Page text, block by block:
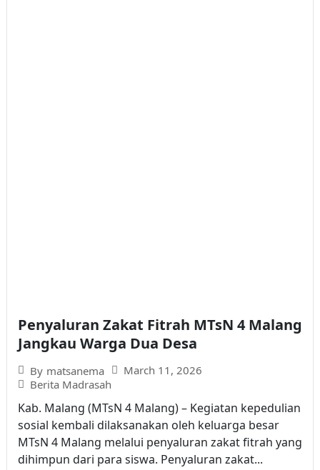
Penyaluran Zakat Fitrah MTsN 4 Malang
Jangkau Warga Dua Desa
By matsanema
March 11, 2026
Berita Madrasah
Kab. Malang (MTsN 4 Malang) – Kegiatan kepedulian
sosial kembali dilaksanakan oleh keluarga besar
MTsN 4 Malang melalui penyaluran zakat fitrah yang
dihimpun dari para siswa. Penyaluran zakat...